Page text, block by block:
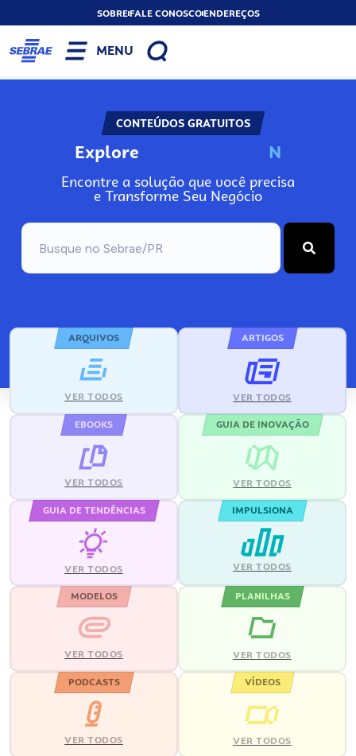
SOBREFALE CONOSCOENDEREÇOS
MENU
CONTEÚDOS GRATUITOS
Explore N
Encontre a solução que você precisa
e Transforme Seu Negócio
ARQUIVOS
VER TODOS
ARTIGOS
VER TODOS
EBOOKS
VER TODOS
GUIA DE INOVAÇÃO
VER TODOS
GUIA DE TENDÊNCIAS
VER TODOS
IMPULSIONA
VER TODOS
MODELOS
VER TODOS
PLANILHAS
VER TODOS
PODCASTS
VER TODOS
VÍDEOS
VER TODOS